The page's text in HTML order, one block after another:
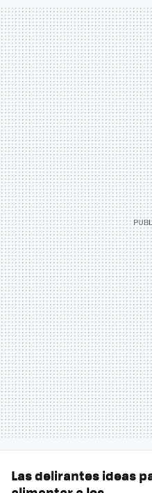
Las delirantes ideas